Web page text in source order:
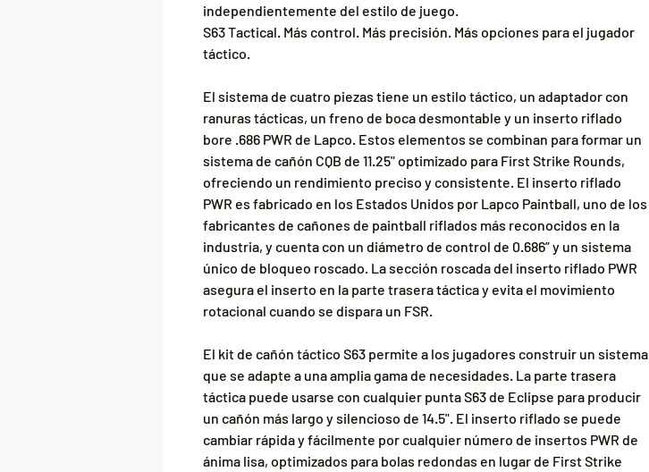
independientemente del estilo de juego.
S63 Tactical. Más control. Más precisión. Más opciones para el jugador
táctico.
El sistema de cuatro piezas tiene un estilo táctico, un adaptador con
ranuras tácticas, un freno de boca desmontable y un inserto riflado
bore .686 PWR de Lapco. Estos elementos se combinan para formar un
sistema de cañón CQB de 11.25" optimizado para First Strike Rounds,
ofreciendo un rendimiento preciso y consistente. El inserto riflado
PWR es fabricado en los Estados Unidos por Lapco Paintball, uno de los
fabricantes de cañones de paintball riflados más reconocidos en la
industria, y cuenta con un diámetro de control de 0.686” y un sistema
único de bloqueo roscado. La sección roscada del inserto riflado PWR
asegura el inserto en la parte trasera táctica y evita el movimiento
rotacional cuando se dispara un FSR.
El kit de cañón táctico S63 permite a los jugadores construir un sistema
que se adapte a una amplia gama de necesidades. La parte trasera
táctica puede usarse con cualquier punta S63 de Eclipse para producir
un cañón más largo y silencioso de 14.5". El inserto riflado se puede
cambiar rápida y fácilmente por cualquier número de insertos PWR de
ánima lisa, optimizados para bolas redondas en lugar de First Strike